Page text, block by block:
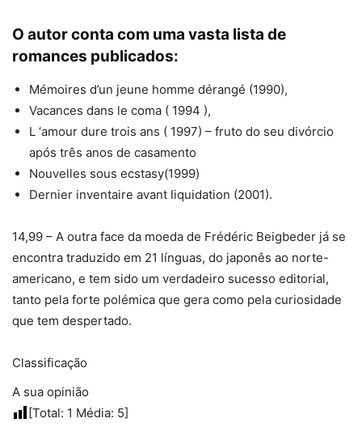
O autor conta com uma vasta lista de
romances publicados:
Mémoires d’un jeune homme dérangé (1990),
Vacances dans le coma ( 1994 ),
L ‘amour dure trois ans ( 1997) – fruto do seu divórcio
após três anos de casamento
Nouvelles sous ecstasy(1999)
Dernier inventaire avant liquidation (2001).
14,99 – A outra face da moeda de Frédéric Beigbeder já se
encontra traduzido em 21 línguas, do japonês ao norte-
americano, e tem sido um verdadeiro sucesso editorial,
tanto pela forte polémica que gera como pela curiosidade
que tem despertado.
Classificação
A sua opinião
[Total: 1 Média: 5]